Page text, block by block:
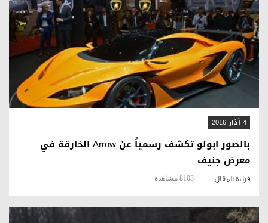
قراءة المقال
4 آذار 2016
بالصور ابولو تكشف رسمياً عن Arrow الخارقة في
معرض جنيف
قراءة المقال 8103 مشاهدة